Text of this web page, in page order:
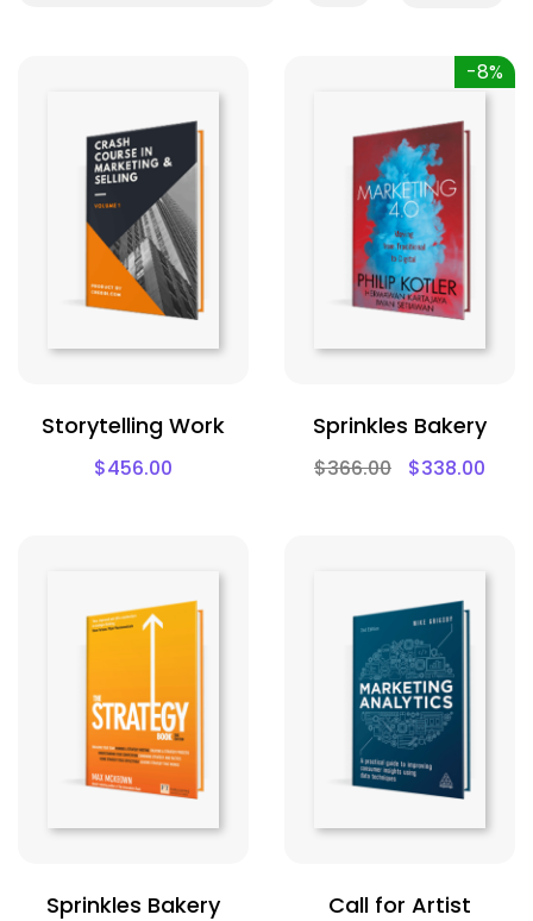
Storytelling Work
$456.00
-8%
Sprinkles Bakery
$366.00 $338.00
Sprinkles Bakery Call for Artist